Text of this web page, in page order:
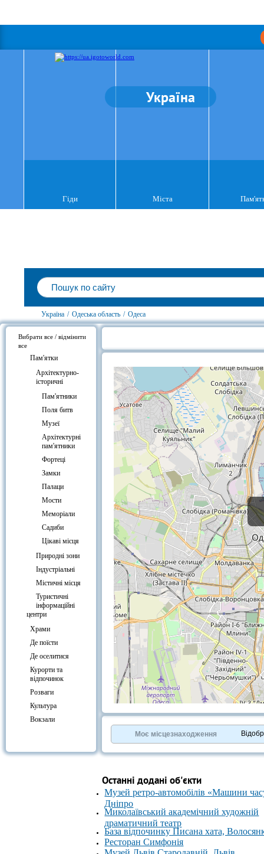
Україна
Гіди Міста
Україна / Одеська область / Одеса
Вибрати все / відмінити
все
Пам'ятки
Архітектурно-
історичні
Пам'ятники
Поля битв
Музеї
Архітектурні
пам'ятники
Фортеці
Замки
Палаци
Мости
Меморіали
Садиби
Цікаві місця
Природні зони
Індустріальні
Містичні місця
Туристичні
інформаційні
центри
Храми
Де поїсти
Де оселитися
Курорти та
відпочинок
Розваги
Культура
Вокзали
OpenStreetMapcontributors.
»
Моє місцезнаходження
Останні додані об'єкти
Музей ретро-автомобілів «Машини
Дніпро
Миколаївський академічний художній
драматичний театр
База відпочинку Писана хата,
Ресторан Симфонія